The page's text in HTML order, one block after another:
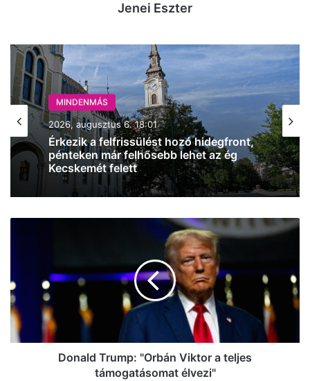
Jenei Eszter
MINDENMÁS
2026, augusztus 6. 18:01
Érkezik a felfrissülést hozó hidegfront,
pénteken már felhősebb lehet az ég
Kecskemét felett
a
teljes
támogatásomat
élvezi"
Donald Trump: "Orbán Viktor a teljes
támogatásomat élvezi"